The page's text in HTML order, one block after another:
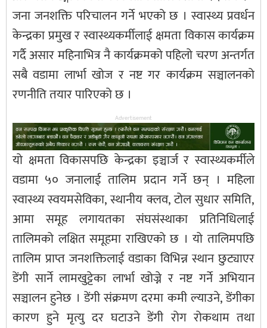
जना जनशक्ति परिचालन गर्ने भएको छ । स्वास्थ्य प्रवर्धन
केन्द्रका प्रमुख र स्वास्थ्यकर्मीलाई क्षमता विकास कार्यक्रम
गर्दै असार महिनाभित्र नै कार्यक्रमको पहिलो चरण अन्तर्गत
सबै वडामा लार्भा खोज र नष्ट गर कार्यक्रम सञ्चालनको
रणनीति तयार पारिएको छ ।
Advertisement
यो क्षमता विकासपछि केन्द्रका इञ्चार्ज र स्वास्थ्यकर्मीले
वडामा ५० जनालाई तालिम प्रदान गर्ने छन् । महिला
स्वास्थ्य स्वयमसेविका, स्थानीय क्लव, टोल सुधार समिति,
आमा समूह लगायतका संघसंस्थाका प्रतिनिधिलाई
तालिमको लक्षित समूहमा राखिएको छ । यो तालिमपछि
तालिम प्राप्त जनशक्तिलाई वडाका विभिन्न स्थान छुट्याएर
डेंगी सार्ने लामखुट्टेका लार्भा खोज्ने र नष्ट गर्ने अभियान
सञ्चालन हुनेछ । डेंगी संक्रमण दरमा कमी ल्याउने, डेंगीका
कारण हुने मृत्यु दर घटाउने डेंगी रोग रोकथाम तथा